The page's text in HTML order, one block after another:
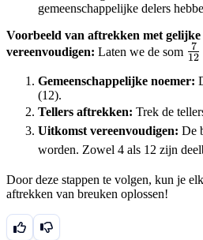
gemeenschappelijke delers
Voorbeeld van aftrekken met gelijke
vereenvoudigen: Laten we de som 12
7
Gemeenschappelijke noemer:
(12).
Tellers aftrekken: Trek de
Uitkomst vereenvoudigen: De
worden. Zowel 4 als 12 zijn
Door deze stappen te volgen, kun je
aftrekken van breuken oplossen!